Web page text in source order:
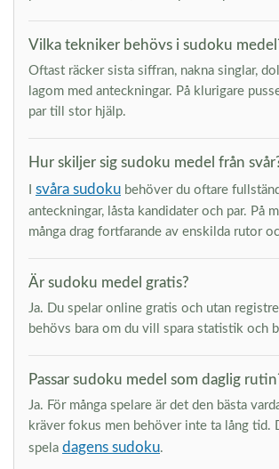
Vilka tekniker behövs i sudoku
Oftast räcker sista siffran, nakna singlar,
lagom med anteckningar. På klurigare
par till stor hjälp.
Hur skiljer sig sudoku medel från
svåra sudoku behöver du oftare
anteckningar, låsta kandidater och par. På
många drag fortfarande av enskilda rutor
Är sudoku medel gratis?
Ja. Du spelar online gratis och utan
behövs bara om du vill spara statistik och
Passar sudoku medel som daglig
Ja. För många spelare är det den bästa
kräver fokus men behöver inte ta lång tid.
spela dagens sudoku.